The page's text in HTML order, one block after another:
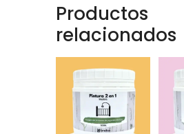
Productos
relacionados